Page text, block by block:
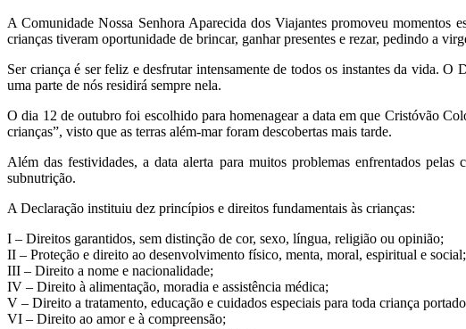
A Comunidade Nossa Senhora Aparecida dos Viajantes promoveu momentos
crianças tiveram oportunidade de brincar, ganhar presentes e rezar, pedindo a
Ser criança é ser feliz e desfrutar intensamente de todos os instantes da vida.
uma parte de nós residirá sempre nela.
O dia 12 de outubro foi escolhido para homenagear a data em que Cristóvão
crianças”, visto que as terras além-mar foram descobertas mais tarde.
Além das festividades, a data alerta para muitos problemas enfrentados
subnutrição.
A Declaração instituiu dez princípios e direitos fundamentais às crianças:
I – Direitos garantidos, sem distinção de cor, sexo, língua, religião ou opinião;
II – Proteção e direito ao desenvolvimento físico, menta, moral, espiritual e social;
III – Direito a nome e nacionalidade;
IV – Direito à alimentação, moradia e assistência médica;
V – Direito a tratamento, educação e cuidados especiais para toda criança
VI – Direito ao amor e à compreensão;